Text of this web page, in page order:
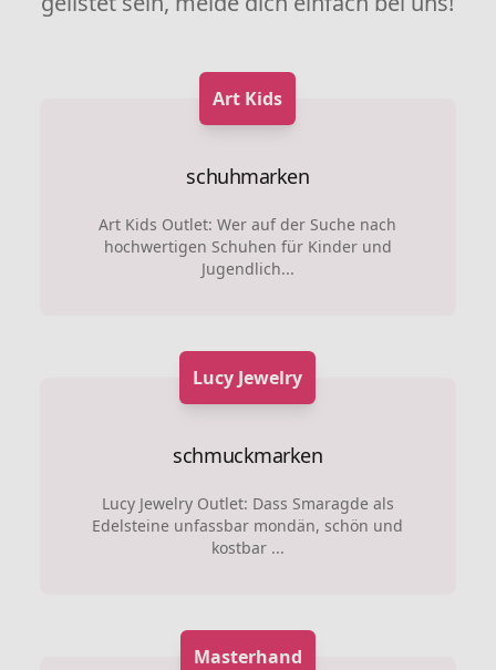
Art Kids
schuhmarken
Art Kids Outlet: Wer auf der Suche nach
hochwertigen Schuhen für Kinder und
Jugendlich...
Lucy Jewelry
schmuckmarken
Lucy Jewelry Outlet: Dass Smaragde als
Edelsteine unfassbar mondän, schön und
kostbar ...
Masterhand